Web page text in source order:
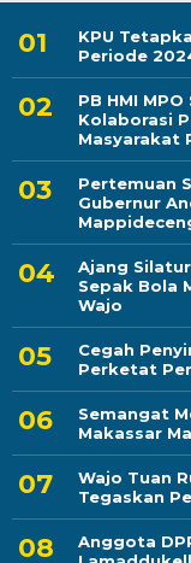
KPU
Periode
PB HMI
Kolaborasi
Masyarakat
Pertemuan
Gubernur
Ajang
Sepak Bola
Wajo
Cegah
Perketat
Semangat
Makassar
Wajo Tuan
Tegaskan
Anggota